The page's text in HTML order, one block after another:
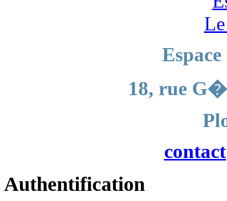
18, rue
Authentification